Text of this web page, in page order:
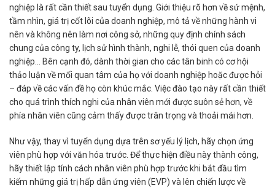
nghiệp là rất cần thiết sau tuyển dụng. Giới thiệu rõ hơn về sứ mệnh,
tầm nhìn, giá trị cốt lõi của doanh nghiệp, mô tả về những hành vi
nên và không nên làm nơi công sở, những quy định chính sách
chung của công ty, lịch sử hình thành, nghi lễ, thói quen của doanh
nghiệp… Bên cạnh đó, dành thời gian cho các tân binh có cơ hội
thảo luận về mối quan tâm của họ với doanh nghiệp hoặc được hỏi
– đáp về các vấn đề họ còn khúc mắc. Việc đào tạo này rất cần thiết
cho quá trình thích nghi của nhân viên mới được suôn sẻ hơn, về
phía nhân viên cũng cảm thấy được trân trọng và thoải mái hơn.
Như vậy, thay vì tuyển dụng dựa trên sơ yếu lý lịch, hãy chọn ứng
viên phù hợp với văn hóa trước. Để thực hiện điều này thành công,
hãy thiết lập tính cách nhân viên phù hợp trước khi bắt đầu tìm
kiếm những giá trị hấp dẫn ứng viên (EVP) và lên chiến lược về